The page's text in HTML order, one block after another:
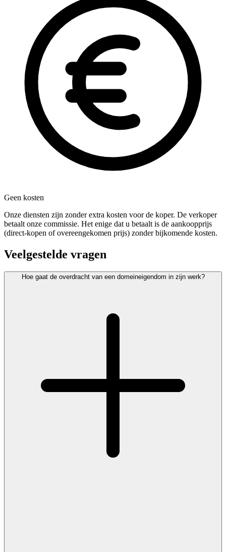
Geen kosten
Onze diensten zijn zonder extra kosten voor de koper. De verkoper
betaalt onze commissie. Het enige dat u betaalt is de aankoopprijs
(direct-kopen of overeengekomen prijs) zonder bijkomende kosten.
Veelgestelde vragen
Hoe gaat de overdracht van een domeineigendom in zijn werk?